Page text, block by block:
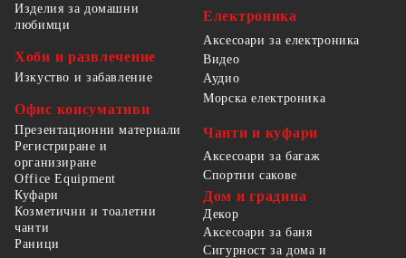
Изделия за домашни
любимци
Хоби и развлечение
Изкуство и забавление
Офис консумативи
Презентационни материали
Регистриране и
организиране
Office Equipment
Електроника
Аксесоари за електроника
Видео
Аудио
Морска електроника
Чанти и куфари
Аксесоари за багаж
Спортни сакове
Куфари
Козметични и тоалетни
чанти
Раници
Дом и градина
Декор
Аксесоари за баня
Сигурност за дома и